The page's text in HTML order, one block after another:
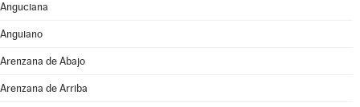
Anguciana
Anguiano
Arenzana de Abajo
Arenzana de Arriba